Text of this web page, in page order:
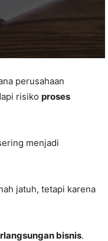
perusahaan
risiko proses
menjadi
jatuh, tetapi karena
bisnis.